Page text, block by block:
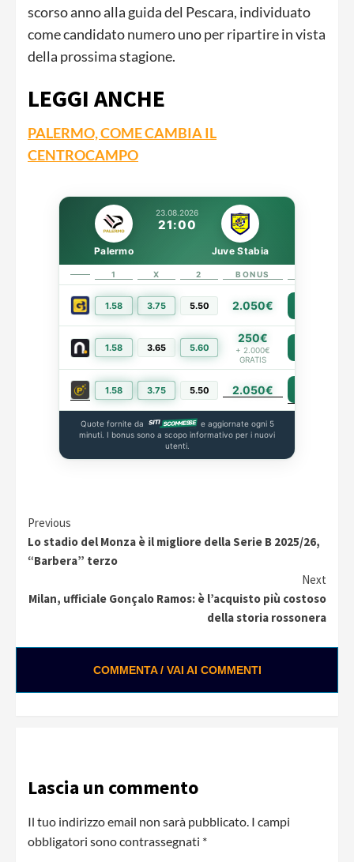
scorso anno alla guida del Pescara, individuato
come candidato numero uno per ripartire in vista
della prossima stagione.
LEGGI ANCHE
PALERMO, COME CAMBIA IL
CENTROCAMPO
23.08.2026
21:00
Palermo Juve Stabia
1 X 2 BONUS
1.58 3.75 5.50 2.050€
1.58 3.65 5.60
250€
+ 2.000€
GRATIS
1.58 3.75 5.50 2.050€
Quote fornite da
e aggiornate ogni 5
minuti. I bonus sono a scopo informativo per i nuovi
utenti.
Continue
Reading
Previous
Lo stadio del Monza è il migliore della Serie B 2025/26,
“Barbera” terzo
Next
Milan, ufficiale Gonçalo Ramos: è l’acquisto più costoso
della storia rossonera
COMMENTA / VAI AI COMMENTI
Lascia un commento
Il tuo indirizzo email non sarà pubblicato. I campi
obbligatori sono contrassegnati *